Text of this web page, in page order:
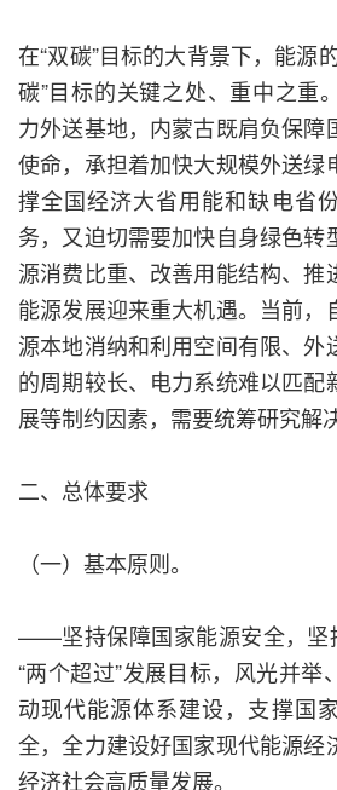
在“双碳”目标的大背景下，能源
碳”目标的关键之处、重中之重
力外送基地，内蒙古既肩负保障
使命，承担着加快大规模外送绿
撑全国经济大省用能和缺电省
务，又迫切需要加快自身绿色转
源消费比重、改善用能结构、推
能源发展迎来重大机遇。当前，
源本地消纳和利用空间有限、外
的周期较长、电力系统难以匹配
展等制约因素，需要统筹研究解
二、总体要求
（一）基本原则。
——坚持保障国家能源安全，坚
“两个超过”发展目标，风光并举
动现代能源体系建设，支撑国
全，全力建设好国家现代能源经
经济社会高质量发展。